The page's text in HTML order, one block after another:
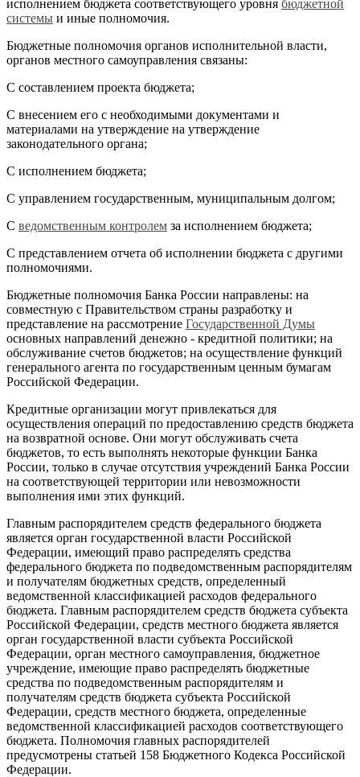
исполнением бюджета соответствующего уровня бюджетной
системы и иные полномочия.
Бюджетные полномочия органов исполнительной власти,
органов местного самоуправления связаны:
С составлением проекта бюджета;
С внесением его с необходимыми документами и
материалами на утверждение на утверждение
законодательного органа;
С исполнением бюджета;
С управлением государственным, муниципальным долгом;
С ведомственным контролем за исполнением бюджета;
С представлением отчета об исполнении бюджета с другими
полномочиями.
Бюджетные полномочия Банка России направлены: на
совместную с Правительством страны разработку и
представление на рассмотрение Государственной Думы
основных направлений денежно - кредитной политики; на
обслуживание счетов бюджетов; на осуществление функций
генерального агента по государственным ценным бумагам
Российской Федерации.
Кредитные организации могут привлекаться для
осуществления операций по предоставлению средств бюджета
на возвратной основе. Они могут обслуживать счета
бюджетов, то есть выполнять некоторые функции Банка
России, только в случае отсутствия учреждений Банка России
на соответствующей территории или невозможности
выполнения ими этих функций.
Главным распорядителем средств федерального бюджета
является орган государственной власти Российской
Федерации, имеющий право распределять средства
федерального бюджета по подведомственным распорядителям
и получателям бюджетных средств, определенный
ведомственной классификацией расходов федерального
бюджета. Главным распорядителем средств бюджета субъекта
Российской Федерации, средств местного бюджета является
орган государственной власти субъекта Российской
Федерации, орган местного самоуправления, бюджетное
учреждение, имеющие право распределять бюджетные
средства по подведомственным распорядителям и
получателям средств бюджета субъекта Российской
Федерации, средств местного бюджета, определенные
ведомственной классификацией расходов соответствующего
бюджета. Полномочия главных распорядителей
предусмотрены статьей 158 Бюджетного Кодекса Российской
Федерации.